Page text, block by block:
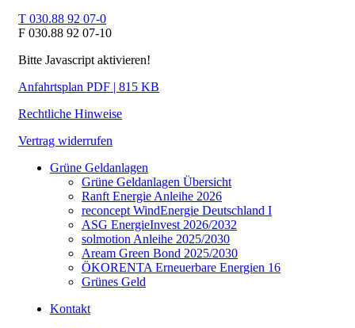
T 030.88 92 07-0
F 030.88 92 07-10
Bitte Javascript aktivieren!
Anfahrtsplan PDF | 815 KB
Rechtliche Hinweise
Vertrag widerrufen
Grüne Geldanlagen
Grüne Geldanlagen Übersicht
Ranft Energie Anleihe 2026
reconcept WindEnergie Deutschland I
ASG EnergieInvest 2026/2032
solmotion Anleihe 2025/2030
Aream Green Bond 2025/2030
ÖKORENTA Erneuerbare Energien 16
Grünes Geld
Kontakt